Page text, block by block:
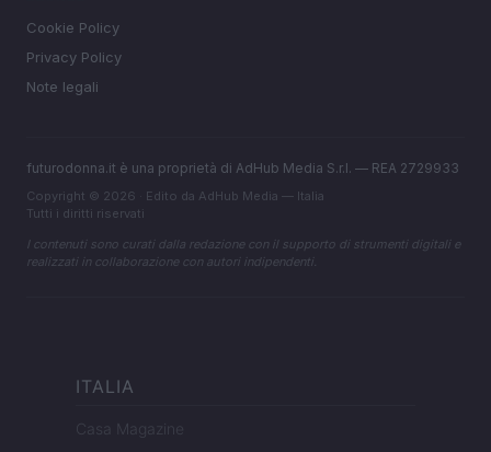
Cookie Policy
Privacy Policy
Note legali
futurodonna.it è una proprietà di AdHub Media S.r.l. — REA 2729933
Copyright © 2026 · Edito da AdHub Media — Italia
Tutti i diritti riservati
I contenuti sono curati dalla redazione con il supporto di strumenti digitali e
realizzati in collaborazione con autori indipendenti.
ITALIA
Casa Magazine